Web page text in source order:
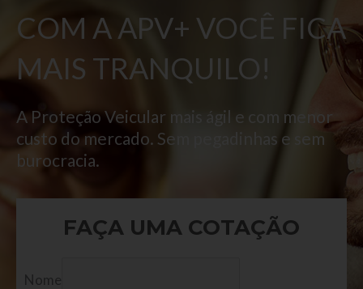
COM A APV+ VOCÊ FICA
MAIS TRANQUILO!
A Proteção Veicular mais ágil e com menor
custo do mercado. Sem pegadinhas e sem
burocracia.
FAÇA UMA COTAÇÃO
Nome